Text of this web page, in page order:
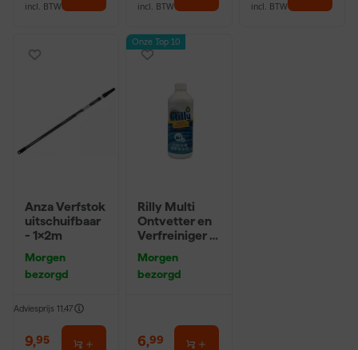
incl. BTW incl. BTW incl. BTW
Anza Verfstok
uitschuifbaar
- 1x2m
Morgen
bezorgd
Adviesprijs 11,47
9,95
Onze Top 10
Rilly Multi
Ontvetter en
Verfreiniger –
Morgen
bezorgd
6,99